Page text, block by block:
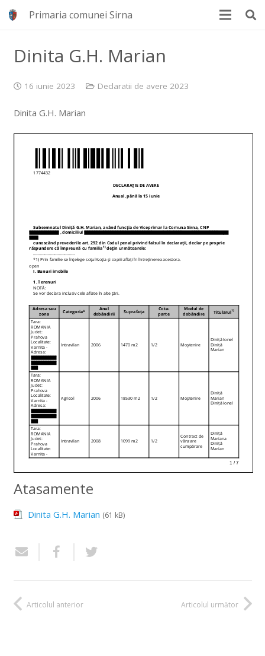
Primaria comunei Sirna
Dinita G.H. Marian
16 iunie 2023 Declaratii de avere 2023
Dinita G.H. Marian
Atasamente
Dinita G.H. Marian (61 kB)
Articolul anterior Articolul următor